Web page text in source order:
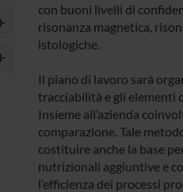
con buoni livelli di
risonanza magnetica,
istologiche.
Il piano di lavoro sarà
tracciabilità e gli elementi
Insieme all’azienda
comparazione. Tale
costituire anche la base
nutrizionali aggiuntive e
l’efficienza dei processi